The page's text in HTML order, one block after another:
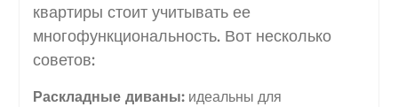
квартиры стоит учитывать ее
многофункциональность. Вот несколько
советов:
Раскладные диваны:идеальны для